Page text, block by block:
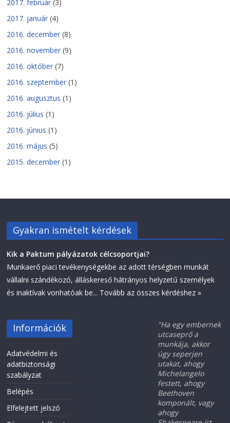
2017. február (3)
2017. január (4)
2016. december (8)
2016. november (9)
2016. október (7)
2016. szeptember (1)
2016. augusztus (1)
2016. július (1)
2016. június (1)
2016. május (5)
2015. december (1)
Gyakran ismételt kérdések
Kik a Paktum pályázatok célcsoportjai?
Munkaerő piaci tevékenységekbe az adott térségben munkát
vállalni szándékozó, álláskereső hátrányos helyzetű személyek
és inaktívak vonhatóak be... Tovább az összes kérdéshez »
Információk
Adatvédelmi és
adatbiztonsági
szabályzat
Belépés
Elfelejtett jelszó
"Ha egy embernek
utcaseprő a
munkája, akkor
úgy seperjen
utakat, ahogy
Michelangelo
festett, ahogy
Beethoven
komponált, vagy
ahogy